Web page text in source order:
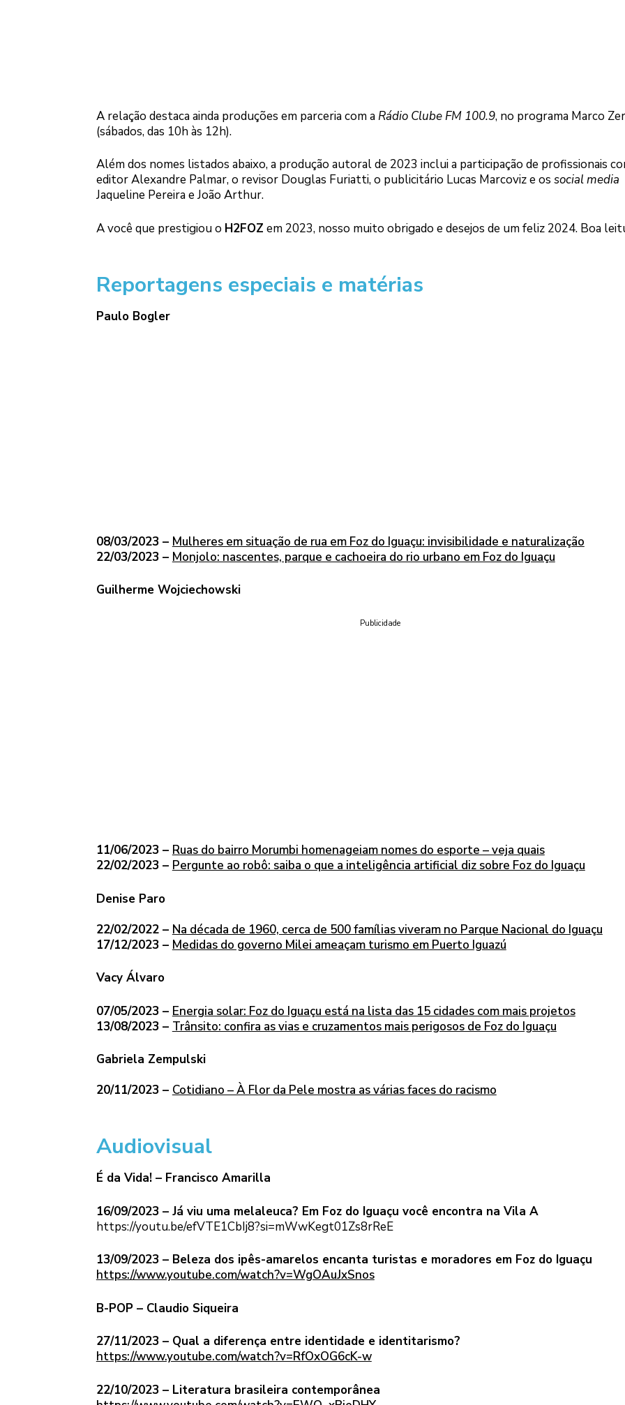
A relação destaca ainda produções em parceria com aRádio Clube FM 100.9, no programa Marco
(sábados, das 10h às 12h).
Além dos nomes listados abaixo, a produção autoral de 2023 inclui a participação de profissionais
editor Alexandre Palmar, o revisor Douglas Furiatti, o publicitário Lucas Marcoviz e os social media
Jaqueline Pereira e João Arthur.
A você que prestigiou o H2FOZ em 2023, nosso muito obrigado e desejos de um feliz 2024. Boa
Reportagens especiais e matérias
Paulo Bogler
08/03/2023 – Mulheres em situação de rua em Foz do Iguaçu: invisibilidade e naturalização
22/03/2023 – Monjolo: nascentes, parque e cachoeira do rio urbano em Foz do Iguaçu
Guilherme Wojciechowski
Publicidade
11/06/2023 – Ruas do bairro Morumbi homenageiam nomes do esporte – veja quais
22/02/2023 – Pergunte ao robô: saiba o que a inteligência artificial diz sobre Foz do Iguaçu
Denise Paro
22/02/2022 – Na década de 1960, cerca de 500 famílias viveram no Parque Nacional do Iguaçu
17/12/2023 – Medidas do governo Milei ameaçam turismo em Puerto Iguazú
Vacy Álvaro
07/05/2023 – Energia solar: Foz do Iguaçu está na lista das 15 cidades com mais projetos
13/08/2023 – Trânsito: confira as vias e cruzamentos mais perigosos de Foz do Iguaçu
Gabriela Zempulski
20/11/2023 – Cotidiano – À Flor da Pele mostra as várias faces do racismo
Audiovisual
É da Vida! – Francisco Amarilla
16/09/2023 – Já viu uma melaleuca? Em Foz do Iguaçu você encontra na Vila A
https://youtu.be/efVTE1CbIj8?si=mWwKegt01Zs8rReE
13/09/2023 – Beleza dos ipês-amarelos encanta turistas e moradores em Foz do Iguaçu
https://www.youtube.com/watch?v=WgOAuJxSnos
B-POP – Claudio Siqueira
27/11/2023 – Qual a diferença entre identidade e identitarismo?
https://www.youtube.com/watch?v=RfOxOG6cK-w
22/10/2023 – Literatura brasileira contemporânea